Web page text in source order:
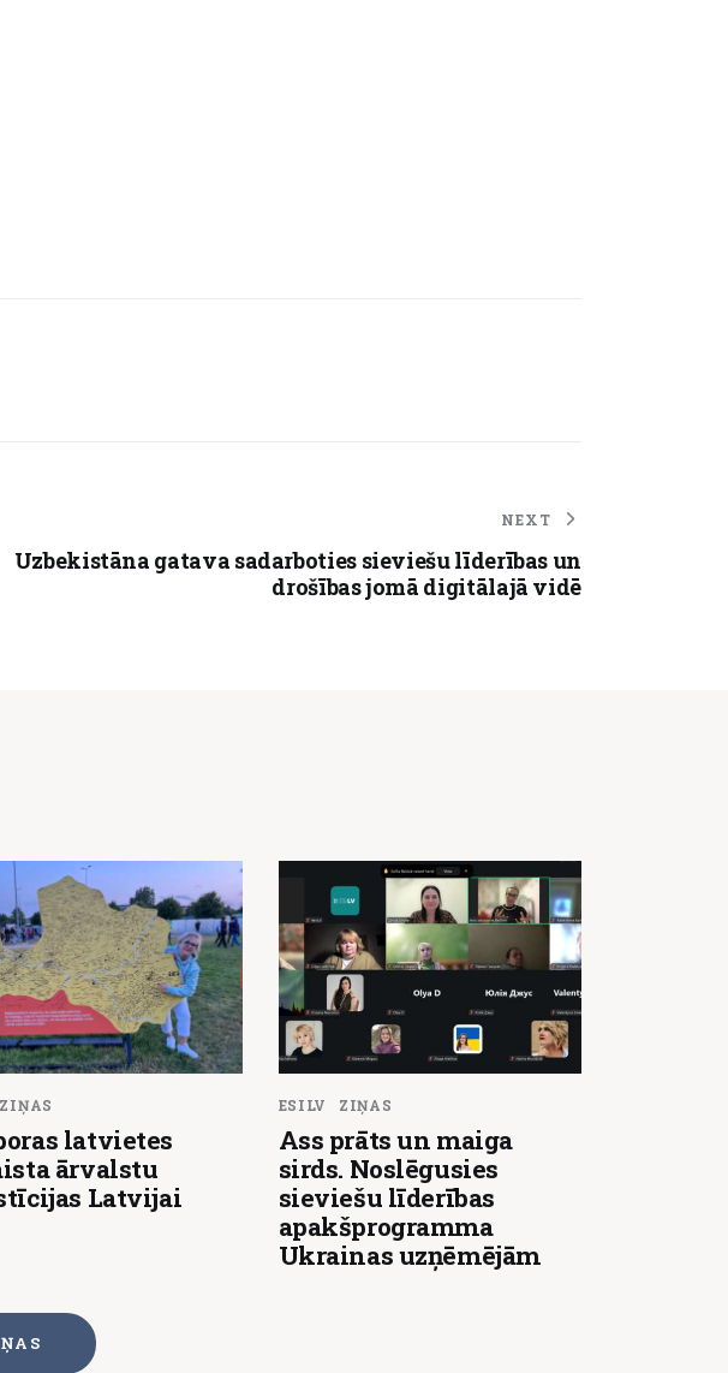
NEXT
Uzbekistāna gatava sadarboties sieviešu līderības un
drošības jomā digitālajā vidē
ZIŅAS
latvietes
ārvalstu
Latvijai
ESILV ZIŅAS
Ass prāts un maiga
sirds. Noslēgusies
sieviešu līderības
apakšprogramma
Ukrainas uzņēmējām